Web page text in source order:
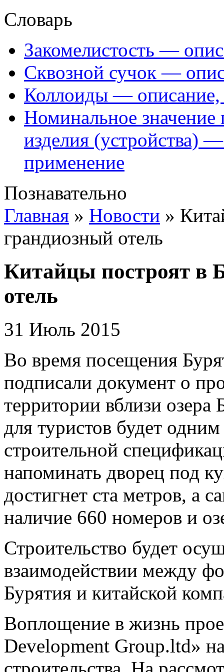
Словарь
Закомелистость —
Сквозной сучок —
Коллоиды — описание,
Номинальное значение
изделия (устройства)
применение
Познавательно
Главная » Новости »
грандиозный отель
Китайцы построят в
отель
31 Июль 2015
Во время посещения
подписали документ о
территории вблизи
для туристов будет
строительной
напоминать дворец под
достигнет ста метров, а
наличие 660 номеров и
Строительство будет
взаимодействии между
Бурятия и китайской
Воплощение в жизнь
Development Group.ltd»